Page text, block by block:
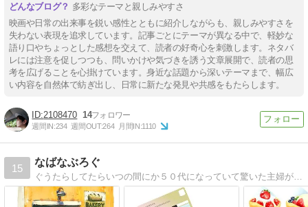
多彩なテーマと親しみやすさ
映画や日常の出来事を鋭い感性とともに紹介しながらも、親しみやすさを
失わない表現を追求しています。記事ごとにテーマが異なる中で、軽妙な
語り口やちょっとした感想を交えて、読者の好奇心を刺激します。ネタバ
レには注意を促しつつも、問いかけや気づきを誘う文章展開で、読者の思
考を広げることを心掛けています。身近な話題から深いテーマまで、幅広
い内容を自然体で紡ぎ出し、日常に新たな発見や共感をもたらします。
2108470 14
週間IN:234 週間OUT:264 月間IN:1110
15
なばなぶろぐ
ぐうたらしてたらいつの間にか５０代になっていて驚いた主婦が、あれこれ考えてみたり見直してみる日々の暮らしのブログ